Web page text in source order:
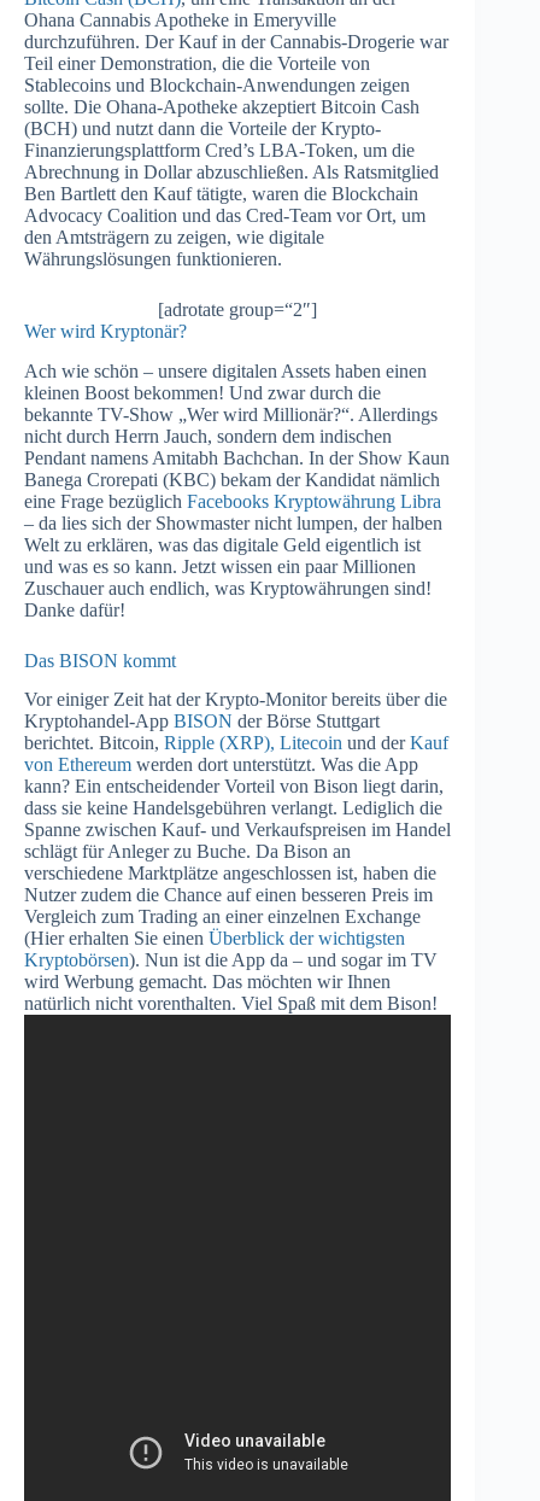
Ohana Cannabis Apotheke in Emeryville
durchzuführen. Der Kauf in der Cannabis-Drogerie war
Teil einer Demonstration, die die Vorteile von
Stablecoins und Blockchain-Anwendungen zeigen
sollte. Die Ohana-Apotheke akzeptiert Bitcoin Cash
(BCH) und nutzt dann die Vorteile der Krypto-
Finanzierungsplattform Cred’s LBA-Token, um die
Abrechnung in Dollar abzuschließen. Als Ratsmitglied
Ben Bartlett den Kauf tätigte, waren die Blockchain
Advocacy Coalition und das Cred-Team vor Ort, um
den Amtsträgern zu zeigen, wie digitale
Währungslösungen funktionieren.
[adrotate group=“2″]
Wer wird Kryptonär?
Ach wie schön – unsere digitalen Assets haben einen
kleinen Boost bekommen! Und zwar durch die
bekannte TV-Show „Wer wird Millionär?“. Allerdings
nicht durch Herrn Jauch, sondern dem indischen
Pendant namens Amitabh Bachchan. In der Show Kaun
Banega Crorepati (KBC) bekam der Kandidat nämlich
eine Frage bezüglich Facebooks Kryptowährung Libra
– da lies sich der Showmaster nicht lumpen, der halben
Welt zu erklären, was das digitale Geld eigentlich ist
und was es so kann. Jetzt wissen ein paar Millionen
Zuschauer auch endlich, was Kryptowährungen sind!
Danke dafür!
Das BISON kommt
Vor einiger Zeit hat der Krypto-Monitor bereits über die
Kryptohandel-App BISON der Börse Stuttgart
berichtet. Bitcoin, Ripple (XRP), Litecoin und derKauf
von Ethereum werden dort unterstützt. Was die App
kann? Ein entscheidender Vorteil von Bison liegt darin,
dass sie keine Handelsgebühren verlangt. Lediglich die
Spanne zwischen Kauf- und Verkaufspreisen im Handel
schlägt für Anleger zu Buche. Da Bison an
verschiedene Marktplätze angeschlossen ist, haben die
Nutzer zudem die Chance auf einen besseren Preis im
Vergleich zum Trading an einer einzelnen Exchange
(Hier erhalten Sie einen Überblick der wichtigsten
Kryptobörsen). Nun ist die App da – und sogar im TV
wird Werbung gemacht. Das möchten wir Ihnen
natürlich nicht vorenthalten. Viel Spaß mit dem Bison!